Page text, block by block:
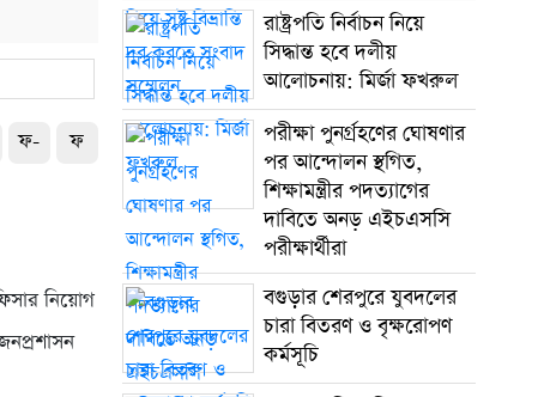
ফ- ফ
নিয়োগ
রাষ্ট্রপতি নির্বাচন নিয়ে
সিদ্ধান্ত হবে দলীয়
আলোচনায়: মির্জা ফখরুল
পরীক্ষা পুনর্গ্রহণের ঘোষণার
পর আন্দোলন স্থগিত,
শিক্ষামন্ত্রীর পদত্যাগের
দাবিতে অনড় এইচএসসি
পরীক্ষার্থীরা
বগুড়ার শেরপুরে যুবদলের
চারা বিতরণ ও বৃক্ষরোপণ
কর্মসূচি